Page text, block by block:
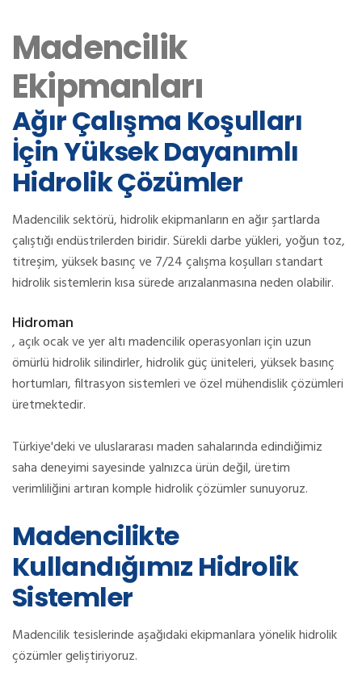
Madencilik
Ekipmanları
Ağır Çalışma Koşulları
İçin Yüksek Dayanımlı
Hidrolik Çözümler
Madencilik sektörü, hidrolik ekipmanların en ağır şartlarda
çalıştığı endüstrilerden biridir. Sürekli darbe yükleri, yoğun toz,
titreşim, yüksek basınç ve 7/24 çalışma koşulları standart
hidrolik sistemlerin kısa sürede arızalanmasına neden olabilir.
Hidroman
, açık ocak ve yer altı madencilik operasyonları için uzun
ömürlü hidrolik silindirler, hidrolik güç üniteleri, yüksek basınç
hortumları, filtrasyon sistemleri ve özel mühendislik çözümleri
üretmektedir.
Türkiye'deki ve uluslararası maden sahalarında edindiğimiz
saha deneyimi sayesinde yalnızca ürün değil, üretim
verimliliğini artıran komple hidrolik çözümler sunuyoruz.
Madencilikte
Kullandığımız Hidrolik
Sistemler
Madencilik tesislerinde aşağıdaki ekipmanlara yönelik hidrolik
çözümler geliştiriyoruz.